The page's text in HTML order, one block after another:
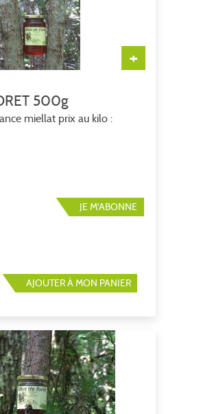
+
500g
miellat prix au kilo :
JE M'ABONNE
AJOUTER À MON PANIER